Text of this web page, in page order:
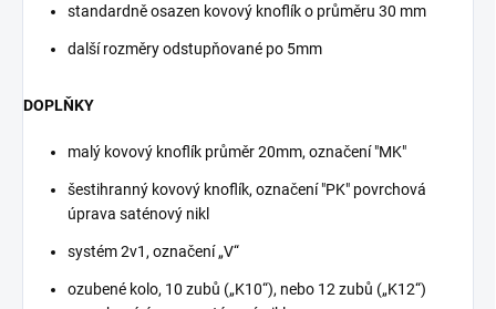
standardně osazen kovový knoflík o průměru 30 mm
další rozměry odstupňované po 5mm
DOPLŇKY
malý kovový knoflík průměr 20mm, označení "MK"
šestihranný kovový knoflík, označení "PK" povrchová
úprava saténový nikl
systém 2v1, označení „V“
ozubené kolo, 10 zubů („K10“), nebo 12 zubů („K12“)